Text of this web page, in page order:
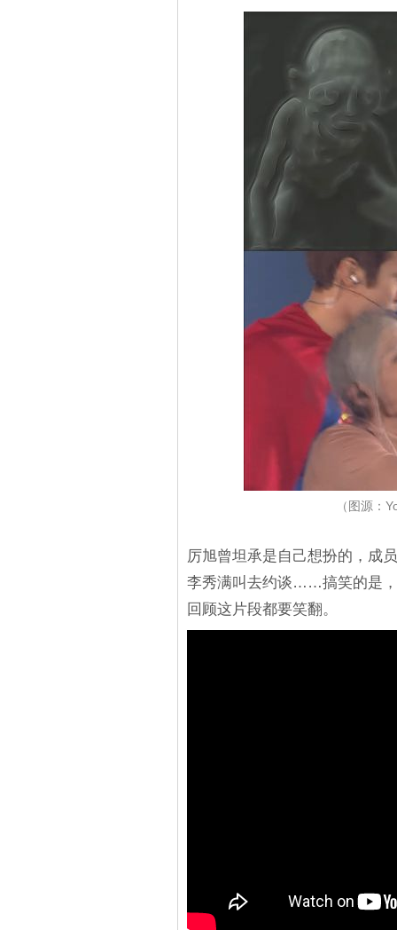
（图源：
厉旭曾坦承是自己想扮的，成
李秀满叫去约谈……搞笑的是，
回顾这片段都要笑翻。